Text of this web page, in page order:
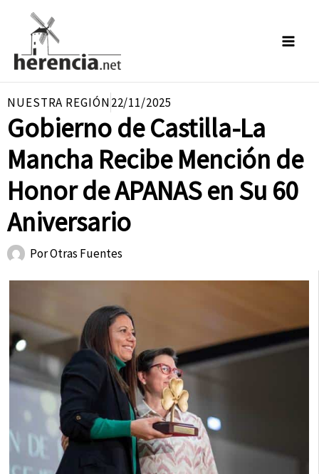
contenido
NUESTRA REGIÓN22/11/2025
Gobierno de Castilla-La
Mancha Recibe Mención de
Honor de APANAS en Su 60
Aniversario
PorOtras Fuentes